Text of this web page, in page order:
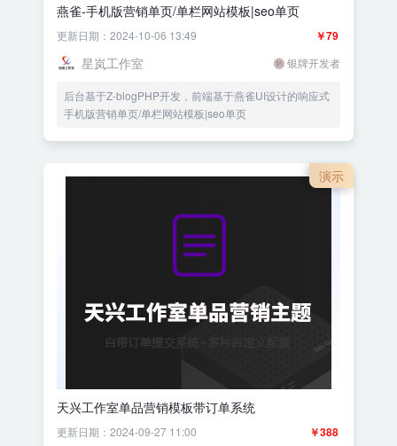
燕雀-手机版营销单页/单栏网站模板|seo单页
￥79
更新日期：2024-10-06 13:49
星岚工作室 银牌开发者
后台基于Z-blogPHP开发，前端基于燕雀UI设计的响应式
手机版营销单页/单栏网站模板|seo单页
演示
天兴工作室单品营销模板带订单系统
￥388
更新日期：2024-09-27 11:00